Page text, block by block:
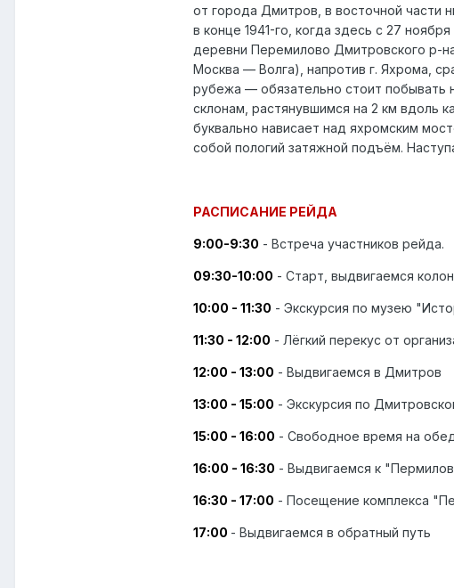
от города Дмитров, в восточной части
в конце 1941-го, когда здесь с 27
деревни Перемилово Дмитровского р-
Москва — Волга), напротив г. Яхрома,
рубежа — обязательно стоит побывать
склонам, растянувшимся на 2 км вдоль
буквально нависает над яхромским
собой пологий затяжной подъём.
РАСПИСАНИЕ РЕЙДА
9:00-9:30 - Встреча участников рейда.
09:30-10:00 - Старт, выдвигаемся
10:00 - 11:30 - Экскурсия по музею
11:30 - 12:00 - Лёгкий перекус от
12:00 - 13:00 - Выдвигаемся в Дмитров
13:00 - 15:00 - Экскурсия по
15:00 - 16:00 - Свободное время на
16:00 - 16:30 - Выдвигаемся к
16:30 - 17:00 - Посещение комплекса
17:00 - Выдвигаемся в обратный путь